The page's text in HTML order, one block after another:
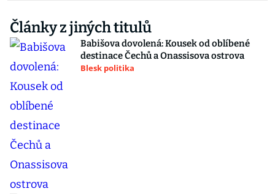
Články z jiných titulů
Babišova dovolená: Kousek od oblíbené
destinace Čechů a Onassisova ostrova
Blesk politika